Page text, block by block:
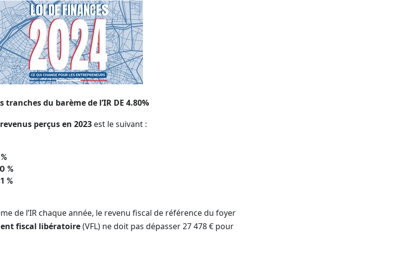
du barème de l’IR DE 4.80%
perçus en 2023 est le suivant :
%
%
de l’IR chaque année, le revenu fiscal de référence du foyer
fiscal libératoire(VFL) ne doit pas dépasser 27 478 € pour